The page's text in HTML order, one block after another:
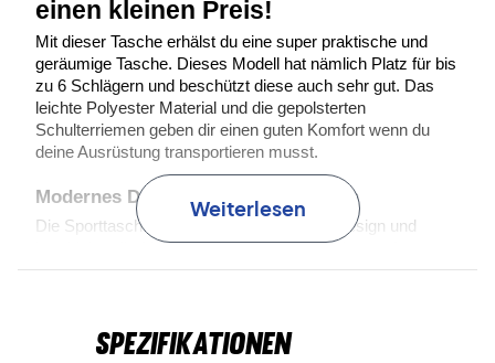
einen kleinen Preis!
Mit dieser Tasche erhälst du eine super praktische und
geräumige Tasche. Dieses Modell hat nämlich Platz für bis
zu 6 Schlägern und beschützt diese auch sehr gut. Das
leichte Polyester Material und die gepolsterten
Schulterriemen geben dir einen guten Komfort wenn du
deine Ausrüstung transportieren musst.
Modernes Design und frische Farben
Die Sporttasche ist in einem spannenden Design und
kombiniert die frischen Farben in einer modernen Art.
Material: 100 % Polyester
Weiterlesen
Spezifikationen